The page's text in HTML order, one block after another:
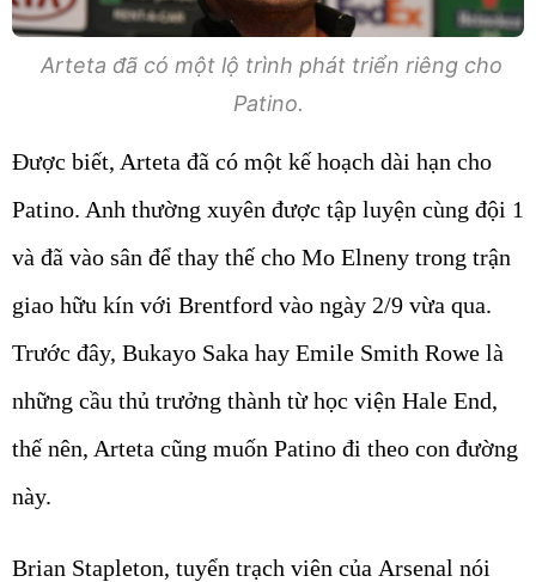
Arteta đã có một lộ trình phát triển riêng cho
Patino.
Được biết, Arteta đã có một kế hoạch dài hạn cho
Patino. Anh thường xuyên được tập luyện cùng đội 1
và đã vào sân để thay thế cho Mo Elneny trong trận
giao hữu kín với Brentford vào ngày 2/9 vừa qua.
Trước đây, Bukayo Saka hay Emile Smith Rowe là
những cầu thủ trưởng thành từ học viện Hale End,
thế nên, Arteta cũng muốn Patino đi theo con đường
này.
Brian Stapleton, tuyển trạch viên của Arsenal nói